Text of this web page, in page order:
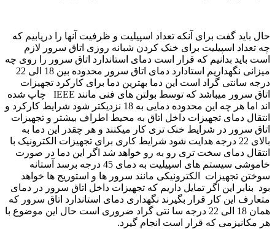
حال باید گفت برای آنکه تعداد اسپیلیت و ظرفیت آنها را دریابیم که
چه تعداد اسپیلیت برای خنک کردن شبانه روزی اتاق سرور لازم
است باید بدانیم که قرار است دمای استاندارد اتاق سرور را روی چه
میزانی نگهداریم استادارد دمای اتاق سرور محدوده بین 18 الی 22
درجه سانتی گراد است این دما بهترین دما برای کارکرد تجهیزات
اتاق سرور میباشد که توسط بولتن های فنی مانند IEEE چاپ شده
اند اما هر چه این محدوده دمایی به 18 نزدیکتر شود شرایط کارکرد و
انتقال دمای تجهیزات داخل اتاق به محیط اطراف بیشتر و تجهیزات
اتاق سرور در شرایط خنک تری کار میکنند و هر چقدر این دما به
بالای 22 درجه هدایت شود شرایط کاری برای تجهیزات الکترونیک با
انتقال دمای سخت تری رو به رو خواهد شد اگر این دما در صورت
خاموشی سیستم های اسپیلیت به دمای 45 درجه برسد آستانه
سوختن تجهیزات الکترونیکی مانند سرور ها و استوریج ها خواهد
بود بنابر این اگر تمایل داریم که تجهیزات داخل اتاق سرور در دمای
متعارف این کار قرار بگیرند نگهداری دمای استاندارد اتاق سرور که
همان 18 الی 22 درجه سا نتی گراد ضروری است حال این موضوع با
هر مکانیزمی که قرار است انجام گیرد.